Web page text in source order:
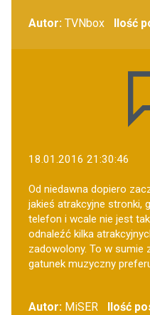
Autor: TVNbox Ilość
18.01.2016 21:30:46
Od niedawna dopiero
jakieś atrakcyjne stronki,
telefon i wcale nie jest
odnaleźć kilka
zadowolony. To w sumie
gatunek muzyczny
Autor: MiSER Ilość